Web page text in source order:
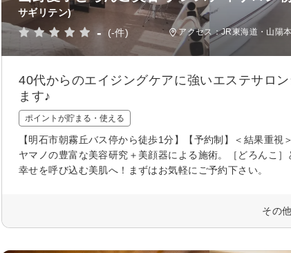
サギリテン)
- (-件) アクセス：JR東海道・山陽
40代からのエイジングケアに強いエステサロ
ます♪
ポイントが貯まる・使える
【明石市朝霧丘バス停から徒歩1分】【予約制】＜結果重
ヤマノの豊富な美容研究＋美顔器による施術。［どろんこ
幸せを呼び込む美肌へ！まずはお気軽にご予約下さい。
その